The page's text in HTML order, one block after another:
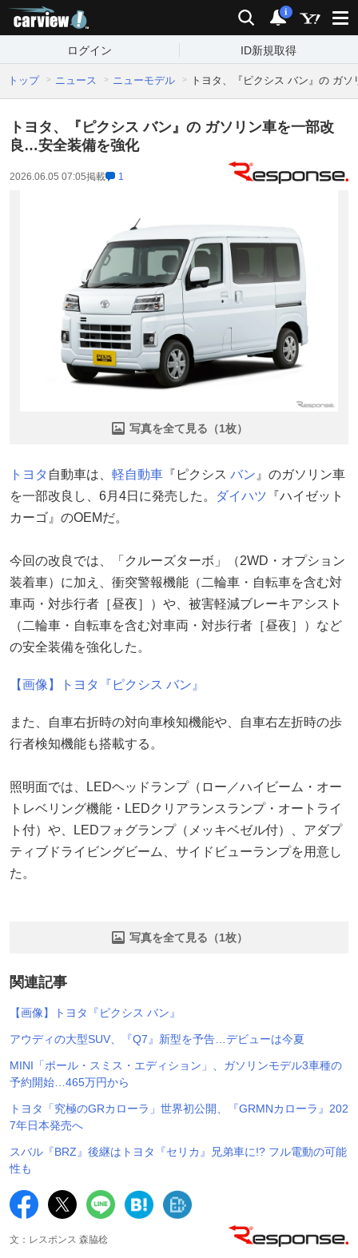
検索 通知
i
ログイン ID新規取得
トップ ニュース ニューモデル トヨタ、『ピクシス バン』の ガ
トヨタ、『ピクシス バン』の ガソリン車を一部改
良…安全装備を強化
2026.06.05 07:05掲載 1
写真を全て見る（1枚）
トヨタ 自動車は、 軽自動車 『ピクシス バン 』のガソリン車
を一部改良し、6月4日に発売した。
ダイハツ 『ハイゼット
カーゴ』のOEMだ。
今回の改良では、「クルーズターボ」（2WD・オプション
装着車）に加え、衝突警報機能（二輪車・自転車を含む対
車両・対歩行者［昼夜］）や、被害軽減ブレーキアシスト
（二輪車・自転車を含む対車両・対歩行者［昼夜］）など
の安全装備を強化した。
【画像】トヨタ『ピクシス バン』
また、自車右折時の対向車検知機能や、自車右左折時の歩
行者検知機能も搭載する。
照明面では、LEDヘッドランプ（ロー／ハイビーム・オー
トレベリング機能・LEDクリアランスランプ・オートライ
ト付）や、LEDフォグランプ（メッキベゼル付）、アダプ
ティブドライビングビーム、サイドビューランプを用意し
た。
写真を全て見る（1枚）
関連記事
【画像】トヨタ『ピクシス バン』
アウディの大型SUV、『Q7』新型を予告…デビューは今夏
MINI「ポール・スミス・エディション」、ガソリンモデル3車種の
予約開始…465万円から
トヨタ「究極のGRカローラ」世界初公開、『GRMNカローラ』202
7年日本発売へ
スバル『BRZ』後継はトヨタ『セリカ』兄弟車に!? フル電動の可能
性も
文：レスポンス 森脇稔